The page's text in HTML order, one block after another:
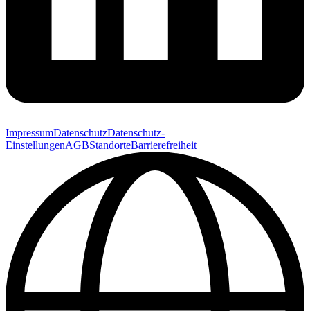
ImpressumDatenschutzDatenschutz-
EinstellungenAGBStandorteBarrierefreiheit